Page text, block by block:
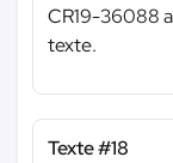
CR19-36088
texte.
Texte #18